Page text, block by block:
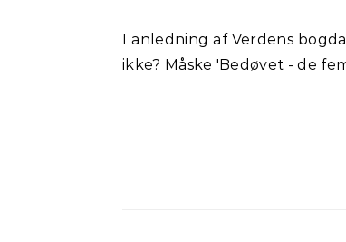
I anledning af Verdens bogdag vil jeg lige 'jinxe' mine kommende bøger: 'Håndbog i dårlige undskyldninger' og derefter ved jeg
ikke? Måske 'Bedøvet - de